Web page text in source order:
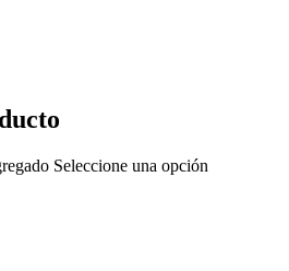
Seleccione una opción